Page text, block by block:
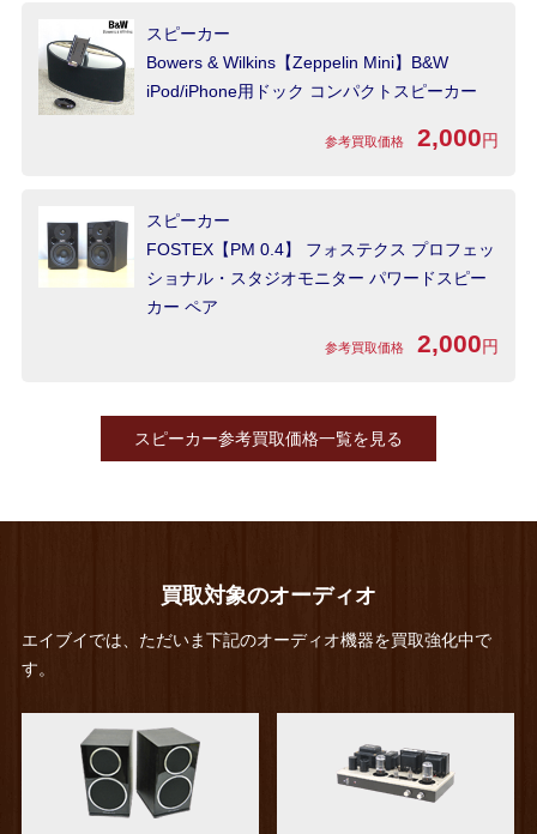
スピーカー
Bowers & Wilkins【Zeppelin Mini】B&W
iPod/iPhone用ドック コンパクトスピーカー
参考買取価格 2,000円
スピーカー
FOSTEX【PM 0.4】 フォステクス プロフェッ
ショナル・スタジオモニター パワードスピー
カー ペア
参考買取価格 2,000円
スピーカー参考買取価格一覧を見る
買取対象のオーディオ
エイブイでは、ただいま下記のオーディオ機器を買取強化中で
す。